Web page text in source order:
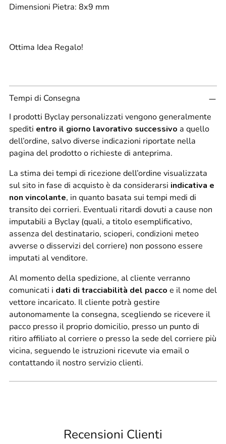
Dimensioni Pietra: 8x9 mm
Ottima Idea Regalo!
Tempi di Consegna
I prodotti Byclay personalizzati vengono generalmente
spediti entro il giorno lavorativo successivo a quello
dell’ordine, salvo diverse indicazioni riportate nella
pagina del prodotto o richieste di anteprima.
La stima dei tempi di ricezione dell’ordine visualizzata
sul sito in fase di acquisto è da considerarsi indicativa e
non vincolante, in quanto basata sui tempi medi di
transito dei corrieri. Eventuali ritardi dovuti a cause non
imputabili a Byclay (quali, a titolo esemplificativo,
assenza del destinatario, scioperi, condizioni meteo
avverse o disservizi del corriere) non possono essere
imputati al venditore.
Al momento della spedizione, al cliente verranno
comunicati i dati di tracciabilità del pacco e il nome del
vettore incaricato. Il cliente potrà gestire
autonomamente la consegna, scegliendo se ricevere il
pacco presso il proprio domicilio, presso un punto di
ritiro affiliato al corriere o presso la sede del corriere più
vicina, seguendo le istruzioni ricevute via email o
contattando il nostro servizio clienti.
Recensioni Clienti